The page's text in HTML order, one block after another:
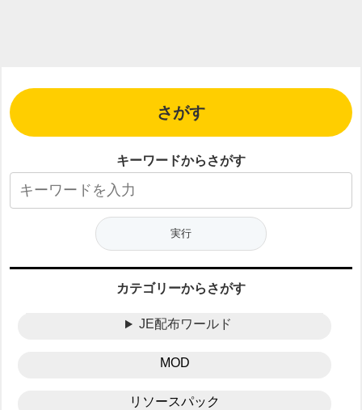
さがす
キーワードからさがす
カテゴリーからさがす
JE配布ワールド
MOD
リソースパック